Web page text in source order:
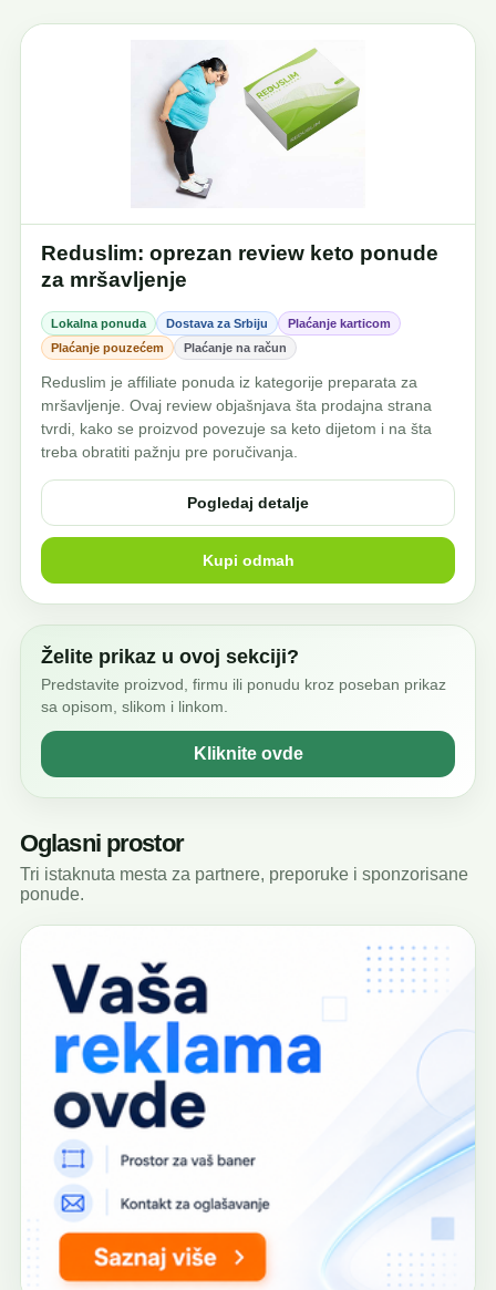
Reduslim: oprezan review keto ponude
za mršavljenje
Lokalna ponuda Dostava za Srbiju
Plaćanje karticom
Plaćanje pouzećem
Plaćanje na račun
Reduslim je affiliate ponuda iz kategorije preparata za
mršavljenje. Ovaj review objašnjava šta prodajna strana
tvrdi, kako se proizvod povezuje sa keto dijetom i na šta
treba obratiti pažnju pre poručivanja.
Pogledaj detalje
Kupi odmah
Želite prikaz u ovoj sekciji?
Predstavite proizvod, firmu ili ponudu kroz poseban prikaz
sa opisom, slikom i linkom.
Kliknite ovde
Oglasni prostor
Tri istaknuta mesta za partnere, preporuke i sponzorisane
ponude.